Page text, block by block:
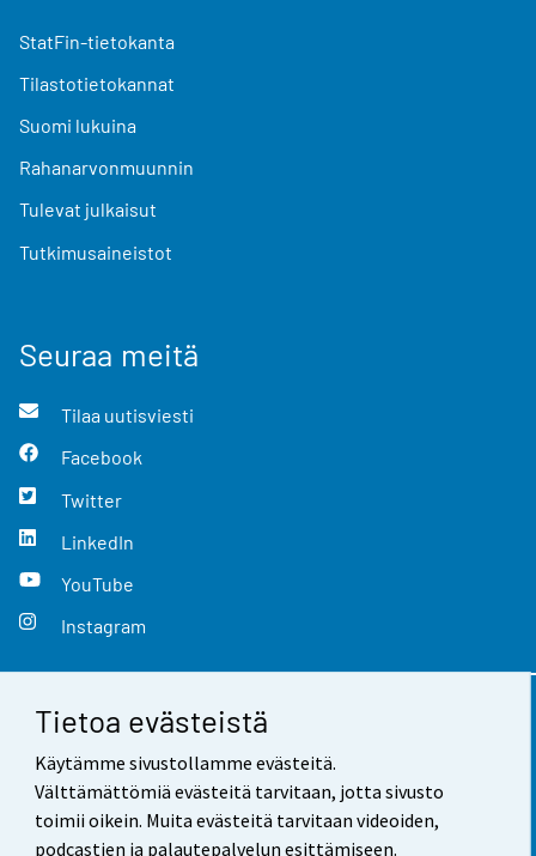
Tietoa evästeistä
Käytämme sivustollamme evästeitä.
Välttämättömiä evästeitä tarvitaan, jotta sivusto
toimii oikein. Muita evästeitä tarvitaan videoiden,
podcastien ja palautepalvelun esittämiseen.
StatFin-tietokanta
Tilastotietokannat
Suomi lukuina
Rahanarvonmuunnin
Tulevat julkaisut
Tutkimusaineistot
Seuraa meitä
Tilaa uutisviesti
Facebook
Twitter
LinkedIn
YouTube
Instagram
Yhteystiedot
Palaute
Käyttöehdot